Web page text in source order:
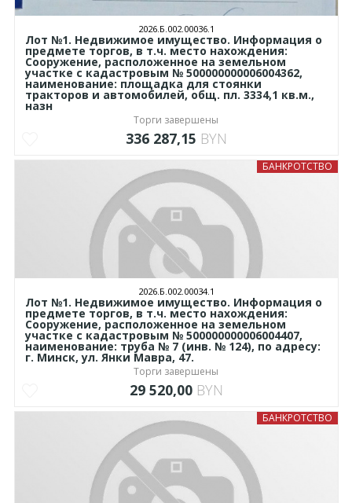
2026.Б.002.00036.1
Лот №1. Недвижимое имущество. Информация о
предмете торгов, в т.ч. место нахождения:
Сооружение, расположенное на земельном
участке с кадастровым № 500000000006004362,
наименование: площадка для стоянки
тракторов и автомобилей, общ. пл. 3334,1 кв.м.,
назн
Торги завершены
336 287,15 BYN
БАНКРОТСТВО
2026.Б.002.00034.1
Лот №1. Недвижимое имущество. Информация о
предмете торгов, в т.ч. место нахождения:
Сооружение, расположенное на земельном
участке с кадастровым № 500000000006004407,
наименование: труба № 7 (инв. № 124), по адресу:
г. Минск, ул. Янки Мавра, 47.
Торги завершены
29 520,00 BYN
БАНКРОТСТВО